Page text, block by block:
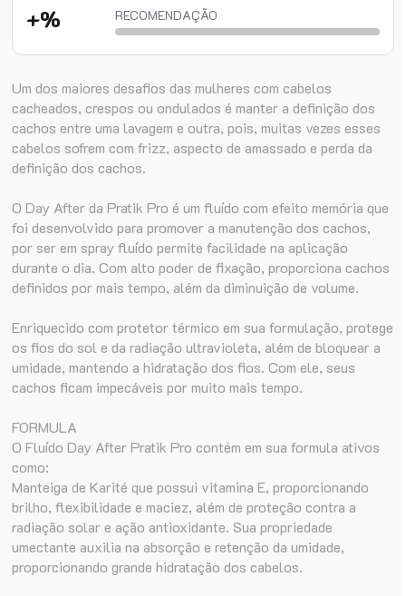
+% RECOMENDAÇÃO
Um dos maiores desafios das mulheres com cabelos
cacheados, crespos ou ondulados é manter a definição dos
cachos entre uma lavagem e outra, pois, muitas vezes esses
cabelos sofrem com frizz, aspecto de amassado e perda da
definição dos cachos.
O Day After da Pratik Pro é um fluído com efeito memória que
foi desenvolvido para promover a manutenção dos cachos,
por ser em spray fluído permite facilidade na aplicação
durante o dia. Com alto poder de fixação, proporciona cachos
definidos por mais tempo, além da diminuição de volume.
Enriquecido com protetor térmico em sua formulação, protege
os fios do sol e da radiação ultravioleta, além de bloquear a
umidade, mantendo a hidratação dos fios. Com ele, seus
cachos ficam impecáveis por muito mais tempo.
FORMULA
O Fluído Day After Pratik Pro contém em sua formula ativos
como:
Manteiga de Karité que possui vitamina E, proporcionando
brilho, flexibilidade e maciez, além de proteção contra a
radiação solar e ação antioxidante. Sua propriedade
umectante auxilia na absorção e retenção da umidade,
proporcionando grande hidratação dos cabelos.